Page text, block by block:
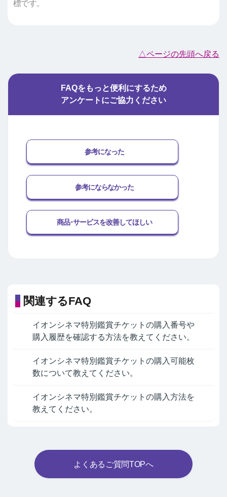
標です。
△ページの先頭へ戻る
FAQをもっと便利にするため
アンケートにご協力ください
参考になった
参考にならなかった
商品･サービスを改善してほしい
関連するFAQ
イオンシネマ特別鑑賞チケットの購入番号や
購入履歴を確認する方法を教えてください。
イオンシネマ特別鑑賞チケットの購入可能枚
数について教えてください。
イオンシネマ特別鑑賞チケットの購入方法を
教えてください。
よくあるご質問TOPへ